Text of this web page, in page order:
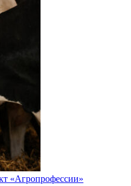
«Агропрофессии»